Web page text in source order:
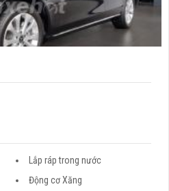
Lắp ráp trong nước
Động cơ Xăng